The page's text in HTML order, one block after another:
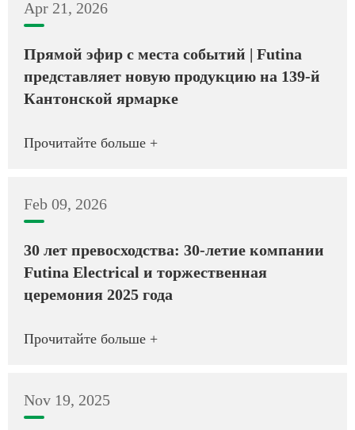
Apr 21, 2026
Прямой эфир с места событий | Futina
представляет новую продукцию на 139-й
Кантонской ярмарке
Прочитайте больше +
Feb 09, 2026
30 лет превосходства: 30-летие компании
Futina Electrical и торжественная
церемония 2025 года
Прочитайте больше +
Nov 19, 2025